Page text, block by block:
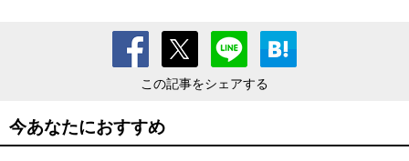
この記事をシェアする
今あなたにおすすめ